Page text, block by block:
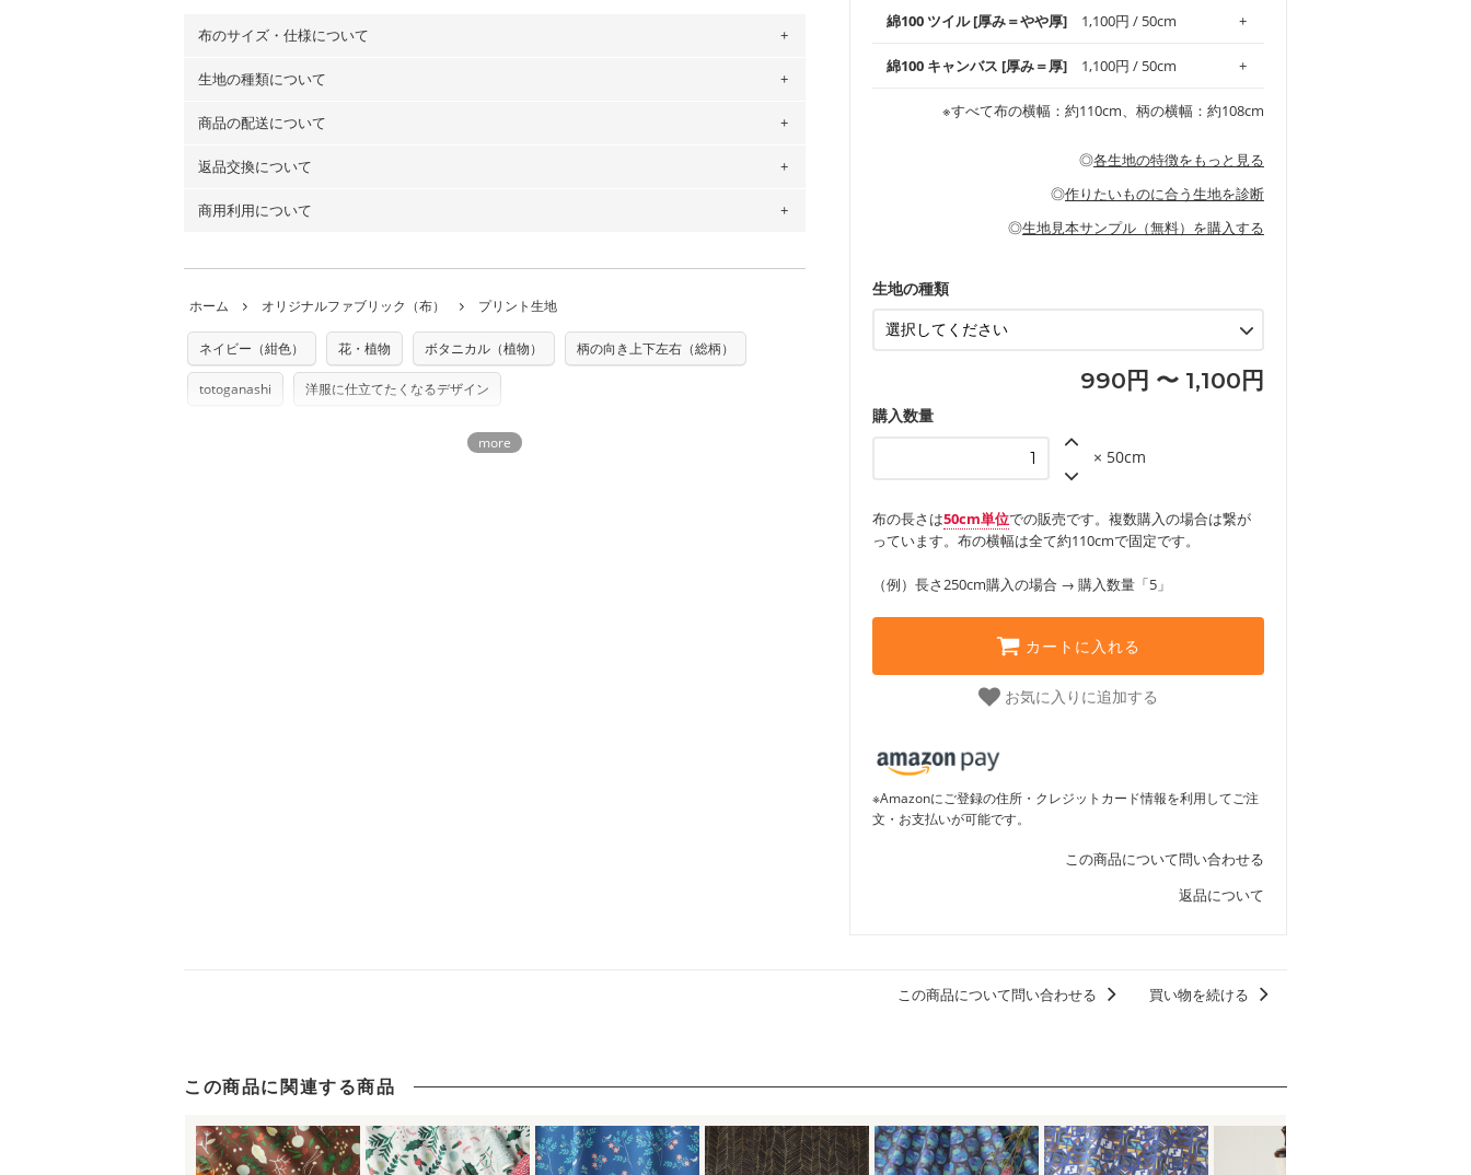
※レッスンバッグ、上履き袋などの通園通学グッズには
などの布小物
・布団カバーなどの寝具、カーテン
・スカート、甚平などの子ども服
シーズンで活躍してくれます。
・スタイ、おくるみなどのベビーグッズ
・ブラウス、チュニック、ワンピースなどの洋服
上質で薄手の平織りの生地です。軽やかさとなめらかな
手触りの良さが魅力。透け感があるので、涼しげなトッ
・ブラウス、シャツ、チュニックなどのトップス
コットン75％リネン25％の当店のビエラ生地は、オック
ス生地よりもふんわりとした柔らかい質感と適度な落ち
綿100 ツイル [厚み＝やや厚] 1,100円 / 50cm
綾織りの生地です。しっかりとした張りと厚みがありな
がらも柔らかいのが特徴です。生地の厚みは中厚手で
・レッスンバッグ、上履き袋などの通園通学グッズ
・カーテン、エプロン、テーブルクロスなどの暮らしの
・パンツ、タックスカートなどのボトムス
もっと詳しく見る
綿100 キャンバス [厚み＝厚] 1,100円 / 50cm
夫で高い耐久性があります。トートバッグ・ポーチ・ペ
ンケースなどの布小物、インテリア用品に向いていま
・インテリア用品
※すべて布の横幅：約110cm、柄の横幅：約108cm
◎各生地の特徴をもっと見る
◎作りたいものに合う生地を診断
◎生地見本サンプル（無料）を購入する
生地の種類
990円 〜 1,100円
購入数量
× 50cm
布の長さは50cm単位での販売です。複数購入の場合は繋が
っています。布の横幅は全て約110cmで固定です。
（例）長さ250cm購入の場合 → 購入数量「5」
カートに入れる
お気に入りに追加する
※Amazonにご登録の住所・クレジットカード情報を利用してご注
文・お支払いが可能です。
この商品について問い合わせる
返品について
布のサイズ・仕様について
布の長さは50cm単位での販売になります。
※カットを希望の方は備考欄に「50cmずつカット希望」などご記載ください（50cm
単位でのカットのみ）
プリント布の仕様について
生地の種類について
・現在、すべてのデザインのプリントに使用している生地は６種類です。素材は
ーン）・コットンリネン（ビエラ織）・100％コットン（ツイル）・100％コットン
（キャンバス・11号帆布）です。
◎ 各生地の詳細を見る
商品の配送について
・ネコポスでの配送は、布は2mまで型紙は2個までとなります（一部例外有り）それ
ります。
※万が一、検品時に不備が見つかった場合は、4～5営業日後の発送となる場合がござ
※土日祝は営業日に含まれません。
※配送日のご指定は承れません。出来上がり次第、順次発送いたします。
返品交換について
・布はご注文後に注文数量のみをプリントするため、
購入後の返品および交換は承る
ていた色味と違う、などの理由での返品は承れません。予めご了承ください。
返品・交換対象の基準について詳しくは こちら
商用利用について
た記載も不要です。（製品化した際に起こる全ての問題、クレームにつきましては当
店及びnunocoto fabricは一切の責任を負いませんのでご了承ください）
※有料型紙（ホームソーイング型紙シリーズ）および柄がえらべるキットに付属された
型紙は商用利用できませんのでご注意ください。型紙自体の転用・販売および型紙を
使用して製作したものの販売も禁止とさせていただいております。
ホーム オリジナルファブリック（布） プリント生地
ネイビー（紺色） 花・植物 ボタニカル（植物） 柄の向き上下左右（総柄）
totoganashi 洋服に仕立てたくなるデザイン
この商品について問い合わせる 買い物を続ける
この商品に関連する商品